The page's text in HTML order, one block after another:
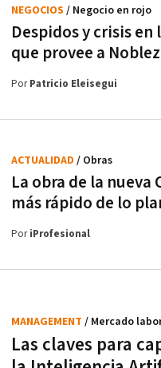
Despidos y crisis
que provee a
NEGOCIOS / Negocio en rojo
PorPatricio Eleisegui
La obra de la
más rápido de lo
ACTUALIDAD / Obras
PoriProfesional
Las claves para
MANAGEMENT / Mercado